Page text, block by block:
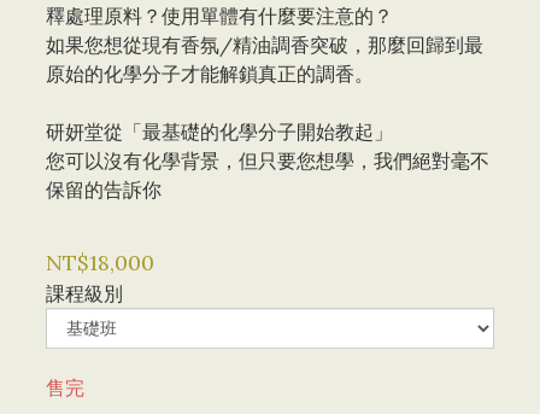
釋處理原料？使用單體有什麼要注意的？
如果您想從現有香氛/精油調香突破，那麼回歸到最
原始的化學分子才能解鎖真正的調香。
研妍堂從「最基礎的化學分子開始教起」
您可以沒有化學背景，但只要您想學，我們絕對毫不
保留的告訴你
NT$18,000
課程級別
售完